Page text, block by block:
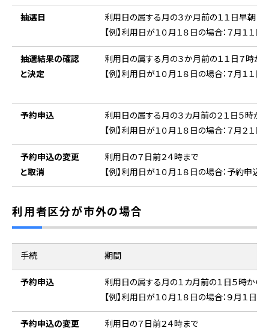
抽選日
利用日の属する月の３か月前の１１日早朝
【例】利用日が１０月１８日の場合：７月１１日
抽選結果の確認
と決定
利用日の属する月の３か月前の１１日７時から
【例】利用日が１０月１８日の場合：７月１１日
予約申込
利用日の属する月の３カ月前の２１日５時か
【例】利用日が１０月１８日の場合：７月２１日
予約申込の変更
と取消
利用日の７日前２４時まで
【例】利用日が１０月１８日の場合：予約申込
利用者区分が市外の場合
手続 期間
予約申込
利用日の属する月の１カ月前の１日５時から
【例】利用日が１０月１８日の場合：９月１日～
予約申込の変更
利用日の７日前２４時まで